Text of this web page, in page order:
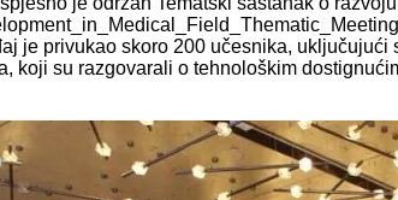
je privukao skoro 200 učesnika,
koji su razgovarali o tehnološkim